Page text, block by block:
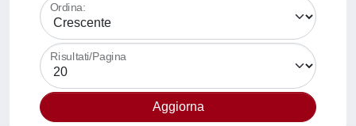
Ordina:
Risultati/Pagina